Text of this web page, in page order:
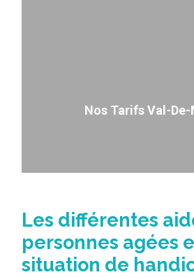
Nos Tarifs Val-
Les différentes
personnes agées
situation de